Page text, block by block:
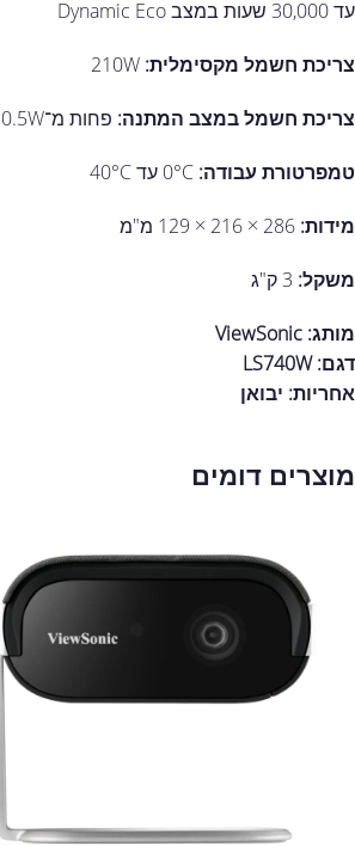
עד 30,000 שעות במצב Dynamic Eco
צריכת חשמל מקסימלית:
צריכת חשמל במצב המתנה: פחות מ־0.5W
טמפרטורת עבודה:
מידות:
משקל:
מותג: ViewSonic
דגם: LS740W
אחריות: יבואן
מוצרים דומים